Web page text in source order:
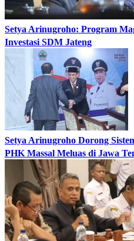
Setya Arinugroho: Program
Investasi SDM Jateng
Setya Arinugroho Dorong
PHK Massal Meluas di Jawa